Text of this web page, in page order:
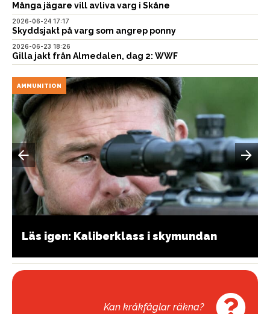
Många jägare vill avliva varg i Skåne
2026-06-24 17:17
Skyddsjakt på varg som angrep ponny
2026-06-23 18:26
Gilla jakt från Almedalen, dag 2: WWF
AMMUNITION
Läs igen: Kaliberklass i skymundan
Kan kråkfåglar räkna?